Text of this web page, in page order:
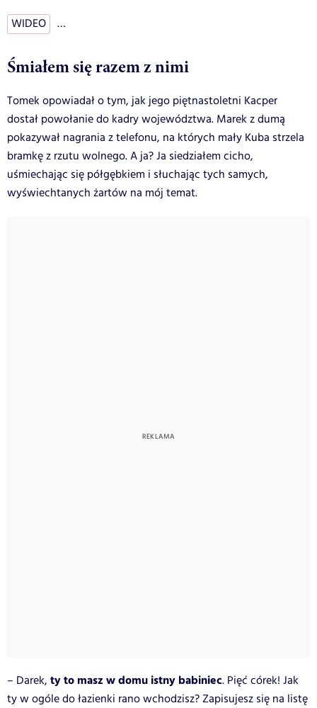
WIDEO …
Śmiałem się razem z nimi
Tomek opowiadał o tym, jak jego piętnastoletni Kacper
dostał powołanie do kadry województwa. Marek z dumą
pokazywał nagrania z telefonu, na których mały Kuba strzela
bramkę z rzutu wolnego. A ja? Ja siedziałem cicho,
uśmiechając się półgębkiem i słuchając tych samych,
wyświechtanych żartów na mój temat.
– Darek, ty to masz w domu istny babiniec. Pięć córek! Jak
ty w ogóle do łazienki rano wchodzisz? Zapisujesz się na listę